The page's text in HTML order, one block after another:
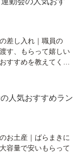
差し入れ｜職員の
す、もらって嬉しい
すすめを教えてくだ
の人気おすすめラン
お土産｜ばらまきに
容量で安いもらって